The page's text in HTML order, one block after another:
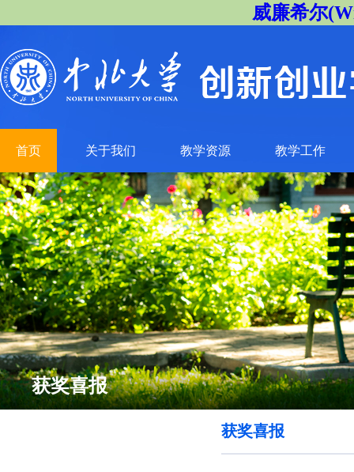
威廉希尔
首页 关于我们 教学资源 教学工作
获奖喜报
获奖喜报